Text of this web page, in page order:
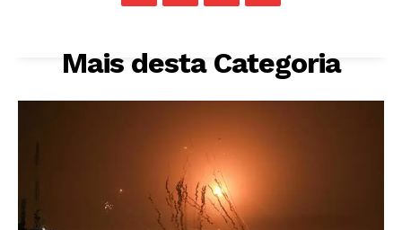
Mais desta Categoria